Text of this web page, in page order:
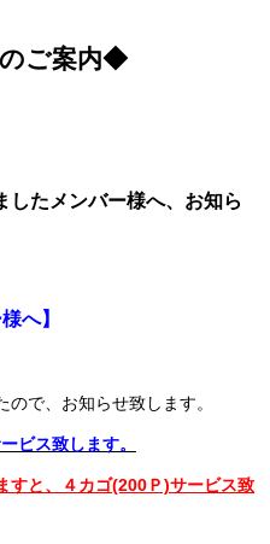
ご案内◆
したメンバー様へ、お知ら
へ】
で、お知らせ致します。
ビス致します。
すと、４カゴ(200Ｐ)サービス致